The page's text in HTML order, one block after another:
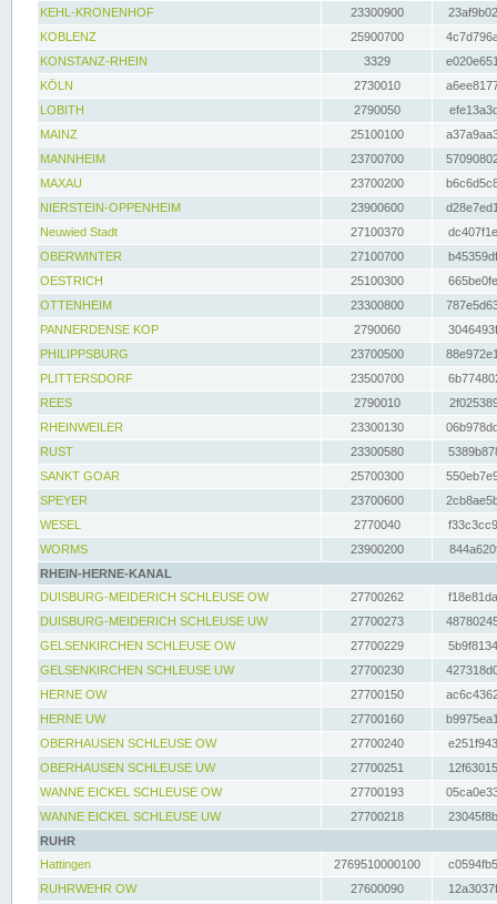
KEHL-KRONENHOF
23300900
KOBLENZ
25900700
KONSTANZ-RHEIN
3329
KÖLN
2730010
LOBITH
2790050
MAINZ
25100100
MANNHEIM
23700700
MAXAU
23700200
NIERSTEIN-OPPENHEIM
23900600
Neuwied Stadt
27100370
OBERWINTER
27100700
OESTRICH
25100300
OTTENHEIM
23300800
PANNERDENSE KOP
2790060
PHILIPPSBURG
23700500
PLITTERSDORF
23500700
REES
2790010
RHEINWEILER
23300130
RUST
23300580
SANKT GOAR
25700300
SPEYER
23700600
WESEL
2770040
WORMS
23900200
RHEIN-HERNE-KANAL
DUISBURG-MEIDERICH SCHLEUSE OW
27700262
DUISBURG-MEIDERICH SCHLEUSE UW
27700273
GELSENKIRCHEN SCHLEUSE OW
27700229
GELSENKIRCHEN SCHLEUSE UW
27700230
HERNE OW
27700150
HERNE UW
27700160
OBERHAUSEN SCHLEUSE OW
27700240
OBERHAUSEN SCHLEUSE UW
27700251
WANNE EICKEL SCHLEUSE OW
27700193
WANNE EICKEL SCHLEUSE UW
27700218
RUHR
Hattingen
2769510000100
RUHRWEHR OW
27600090